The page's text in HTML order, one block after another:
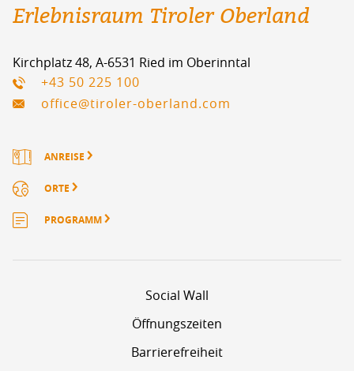
Erlebnisraum Tiroler Oberland
Kirchplatz 48, A-6531 Ried im Oberinntal
+43 50 225 100
office@tiroler-oberland.com
ANREISE
ORTE
PROGRAMM
Social Wall
Öffnungszeiten
Barrierefreiheit